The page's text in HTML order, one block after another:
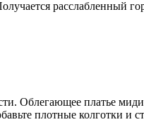
расслабленный
Облегающее платье
плотные колготки